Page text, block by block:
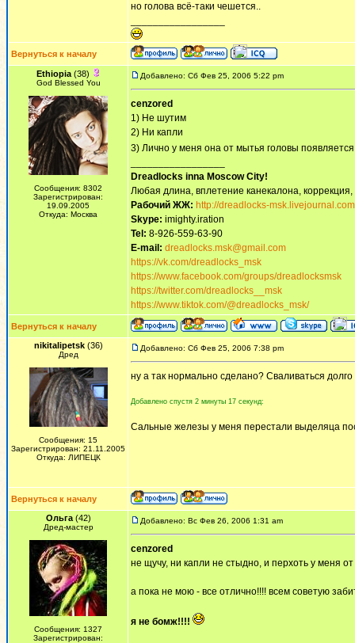
но голова всё-таки чешется..
Вернуться к началу
Ethiopia(38)
God Blessed You
Сообщения: 8302
Зарегистрирован:
19.09.2005
Откуда: Москва
Добавлено: Сб Фев 25, 2006 5:22 pm
cenzored
1) Не шутим
2) Ни капли
3) Лично у меня она от мытья головы
Dreadlocks inna Moscow Сity!
Любая длина, вплетение канекалона,
Рабочий ЖЖ: http://dreadlocks-
Skype: imighty.iration
Tel: 8-926-559-63-90
E-mail: dreadlocks.msk@gmail.com
https://vk.com/dreadlocks_msk
https://www.facebook.com/groups/dreadlocksmsk
https://twitter.com/dreadlocks__msk
https://www.tiktok.com/@dreadlocks_msk/
Вернуться к началу
nikitalipetsk(36)
Дред
Сообщения: 15
Зарегистрирован: 21.11.2005
Откуда: ЛИПЕЦК
Добавлено: Сб Фев 25, 2006 7:38 pm
ну а так нормально сделано? Сваливаться долго
Добавлено спустя 2 минуты 17 секунд:
Сальные железы у меня перестали выделяца
Вернуться к началу
Ольга(42)
Дред-мастер
Сообщения: 1327
Зарегистрирован:
Добавлено: Вс Фев 26, 2006 1:31 am
cenzored
не щучу, ни капли не стыдно, и перхоть у меня
а пока не мою - все отлично!!!! всем советую
я не бомж!!!!